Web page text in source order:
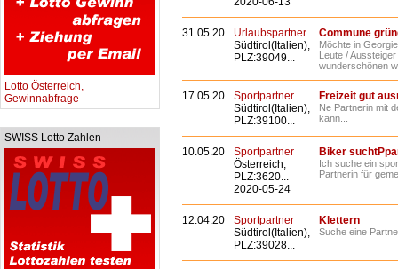
Lotto Österreich,
Gewinnabfrage
SWISS Lotto Zahlen
31.05.20
Urlaubspartner
Südtirol(Italien),
PLZ:39049...
Commune
Möchte in
Leute /
wunderschönen
17.05.20
Sportpartner
Südtirol(Italien),
PLZ:39100...
Freizeit gut
Ne Partnerin mit
kann...
10.05.20
Sportpartner
Österreich,
PLZ:3620...
2020-05-24
Biker
Ich suche ein
Partnerin für
12.04.20
Sportpartner
Südtirol(Italien),
PLZ:39028...
Klettern
Suche eine